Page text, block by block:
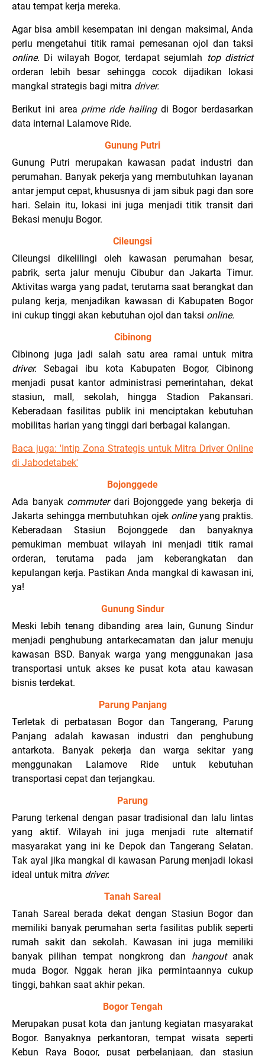
atau tempat kerja mereka.
Agar bisa ambil kesempatan ini dengan maksimal, Anda
perlu mengetahui titik ramai pemesanan ojol dan taksi
online. Di wilayah Bogor, terdapat sejumlah top district
orderan lebih besar sehingga cocok dijadikan lokasi
mangkal strategis bagi mitra driver.
Berikut ini area prime ride hailing di Bogor berdasarkan
data internal Lalamove Ride.
Gunung Putri
Gunung Putri merupakan kawasan padat industri dan
perumahan. Banyak pekerja yang membutuhkan layanan
antar jemput cepat, khususnya di jam sibuk pagi dan sore
hari. Selain itu, lokasi ini juga menjadi titik transit dari
Bekasi menuju Bogor.
Cileungsi
Cileungsi dikelilingi oleh kawasan perumahan besar,
pabrik, serta jalur menuju Cibubur dan Jakarta Timur.
Aktivitas warga yang padat, terutama saat berangkat dan
pulang kerja, menjadikan kawasan di Kabupaten Bogor
ini cukup tinggi akan kebutuhan ojol dan taksi online.
Cibinong
Cibinong juga jadi salah satu area ramai untuk mitra
driver. Sebagai ibu kota Kabupaten Bogor, Cibinong
menjadi pusat kantor administrasi pemerintahan, dekat
stasiun, mall, sekolah, hingga Stadion Pakansari.
Keberadaan fasilitas publik ini menciptakan kebutuhan
mobilitas harian yang tinggi dari berbagai kalangan.
Baca juga: 'Intip Zona Strategis untuk Mitra Driver Online
di Jabodetabek'
Bojonggede
Ada banyak commuter dari Bojonggede yang bekerja di
Jakarta sehingga membutuhkan ojek onlineyang praktis.
Keberadaan Stasiun Bojonggede dan banyaknya
pemukiman membuat wilayah ini menjadi titik ramai
orderan, terutama pada jam keberangkatan dan
kepulangan kerja. Pastikan Anda mangkal di kawasan ini,
ya!
Gunung Sindur
Meski lebih tenang dibanding area lain, Gunung Sindur
menjadi penghubung antarkecamatan dan jalur menuju
kawasan BSD. Banyak warga yang menggunakan jasa
transportasi untuk akses ke pusat kota atau kawasan
bisnis terdekat.
Parung Panjang
Terletak di perbatasan Bogor dan Tangerang, Parung
Panjang adalah kawasan industri dan penghubung
antarkota. Banyak pekerja dan warga sekitar yang
menggunakan Lalamove Ride untuk kebutuhan
transportasi cepat dan terjangkau.
Parung
Parung terkenal dengan pasar tradisional dan lalu lintas
yang aktif. Wilayah ini juga menjadi rute alternatif
masyarakat yang ini ke Depok dan Tangerang Selatan.
Tak ayal jika mangkal di kawasan Parung menjadi lokasi
ideal untuk mitra driver.
Tanah Sareal
Tanah Sareal berada dekat dengan Stasiun Bogor dan
memiliki banyak perumahan serta fasilitas publik seperti
rumah sakit dan sekolah. Kawasan ini juga memiliki
banyak pilihan tempat nongkrong dan hangout anak
muda Bogor. Nggak heran jika permintaannya cukup
tinggi, bahkan saat akhir pekan.
Bogor Tengah
Merupakan pusat kota dan jantung kegiatan masyarakat
Bogor. Banyaknya perkantoran, tempat wisata seperti
Kebun Raya Bogor, pusat perbelanjaan, dan stasiun